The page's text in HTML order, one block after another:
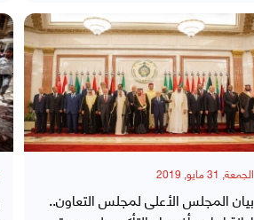
الجمعة, 31 مايو, 2019
بيان المجلس الأعلى لمجلس التعاون..